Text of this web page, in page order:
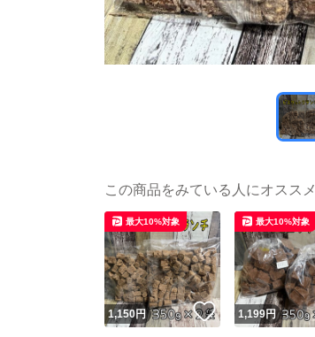
この商品をみている人にオススメ
1,150円 いいね！
最大10%対象
1,199円
最大10%対象